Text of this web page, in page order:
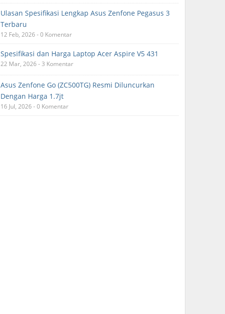
Ulasan Spesifikasi Lengkap Asus Zenfone Pegasus 3
Terbaru
12 Feb, 2026 - 0 Komentar
Spesifikasi dan Harga Laptop Acer Aspire V5 431
22 Mar, 2026 - 3 Komentar
Asus Zenfone Go (ZC500TG) Resmi Diluncurkan
Dengan Harga 1.7jt
16 Jul, 2026 - 0 Komentar